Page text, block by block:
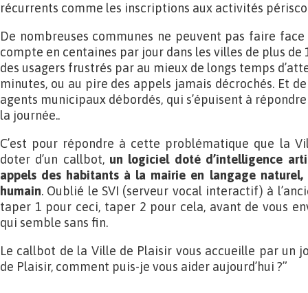
récurrents comme les inscriptions aux activités
De nombreuses communes ne peuvent pas faire face
compte en centaines par jour dans les villes de plus de
des usagers frustrés par au mieux de longs temps
minutes, ou au pire des appels jamais décrochés. Et
agents municipaux débordés, qui s’épuisent à
la journée..
C’est pour répondre à cette problématique que la
doter d’un callbot, un logiciel doté d’intelligence
appels des habitants à la mairie en langage
humain. Oublié le SVI (serveur vocal interactif) à
taper 1 pour ceci, taper 2 pour cela, avant de vous
qui semble sans fin.
Le callbot de la Ville de Plaisir vous accueille par un
de Plaisir, comment puis-je vous aider aujourd’hui ?”